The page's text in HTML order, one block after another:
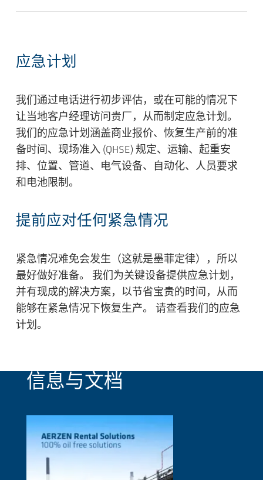
应急计划
我们通过电话进行初步评估，或在可能的情况下
让当地客户经理访问贵厂，从而制定应急计划。
我们的应急计划涵盖商业报价、恢复生产前的准
备时间、现场准入 (QHSE) 规定、运输、起重安
排、位置、管道、电气设备、自动化、人员要求
和电池限制。
提前应对任何紧急情况
紧急情况难免会发生（这就是墨菲定律），所以
最好做好准备。 我们为关键设备提供应急计划，
并有现成的解决方案，以节省宝贵的时间，从而
能够在紧急情况下恢复生产。 请查看我们的应急
计划。
信息与文档